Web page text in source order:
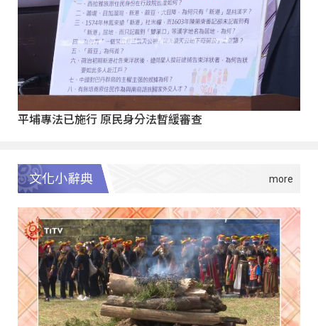
平埔專法已施行 原民身分法暫緩審查
文化小辭典